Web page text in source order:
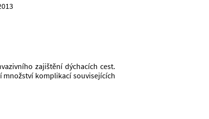
zajištění dýchacích cest.
množství komplikací souvisejících